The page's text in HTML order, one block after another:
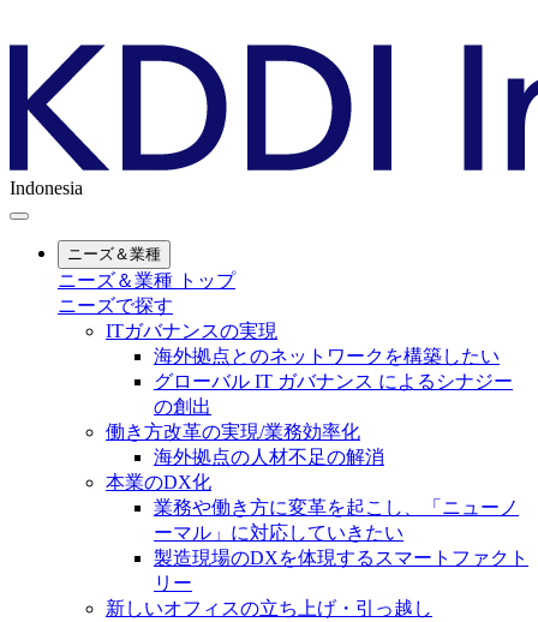
Indonesia
ニーズ＆業種
ニーズ＆業種 トップ
ニーズで探す
ITガバナンスの実現
海外拠点とのネットワークを構築したい
グローバル IT ガバナンス によるシナジー
の創出
働き方改革の実現/業務効率化
海外拠点の人材不足の解消
本業のDX化
業務や働き方に変革を起こし、「ニューノ
ーマル」に対応していきたい
製造現場のDXを体現するスマートファクト
リー
新しいオフィスの立ち上げ・引っ越し